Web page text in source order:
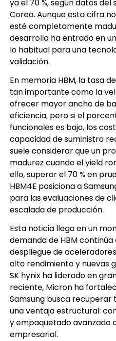
ya el 70 %, según datos
Corea. Aunque esta cifra
esté completamente
desarrollo ha entrado en
lo habitual para una
validación.
En memoria HBM, la tasa
tan importante como la
ofrecer mayor ancho de
eficiencia, pero si el
funcionales es bajo, los
capacidad de suministro
suele considerar que un
madurez cuando el yield
ello, superar el 70 % en
HBM4E posiciona a
para las evaluaciones de
escalada de producción.
Esta noticia llega en un
demanda de HBM
despliegue de
alto rendimiento y nuevas
SK hynix ha liderado en
reciente, Micron ha
Samsung busca recuperar
una ventaja estructural:
y empaquetado avanzado
empresarial.